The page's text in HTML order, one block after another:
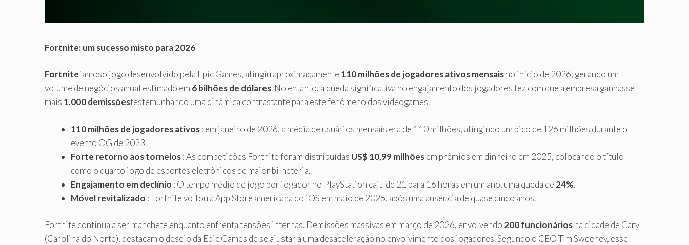
Fortnite: um sucesso misto para 2026
Fortnitefamoso jogo desenvolvido pela Epic Games, atingiu aproximadamente 110 milhões de jogadores ativos mensaisno início de 2026, gerando um
volume de negócios anual estimado em 6 bilhões de dólares. No entanto, a queda significativa no engajamento dos jogadores fez com que a empresa ganhasse
mais 1.000 demissõestestemunhando uma dinâmica contrastante para este fenômeno dos videogames.
110 milhões de jogadores ativos: em janeiro de 2026, a média de usuários mensais era de 110 milhões, atingindo um pico de 126 milhões durante o
evento OG de 2023.
Forte retorno aos torneios: As competições Fortnite foram distribuídas US$ 10,99 milhõesem prêmios em dinheiro em 2025, colocando o título
como o quarto jogo de esportes eletrônicos de maior bilheteria.
Engajamento em declínio : O tempo médio de jogo por jogador no PlayStation caiu de 21 para 16 horas em um ano, uma queda de 24%.
Móvel revitalizado : Fortnite voltou à App Store americana do iOS em maio de 2025, após uma ausência de quase cinco anos.
Fortnite continua a ser manchete enquanto enfrenta tensões internas. Demissões massivas em março de 2026, envolvendo 200 funcionáriosna cidade de Cary
(Carolina do Norte), destacam o desejo da Epic Games de se ajustar a uma desaceleração no envolvimento dos jogadores. Segundo o CEO Tim Sweeney, esse